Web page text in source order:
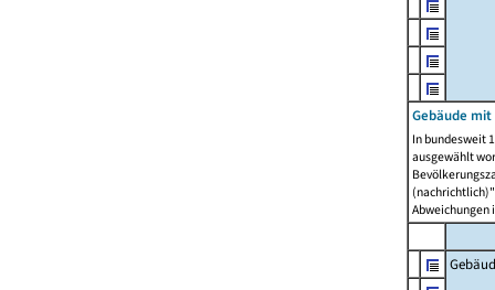
Gebäude mit
In bundesweit
ausgewählt
Abweichungen